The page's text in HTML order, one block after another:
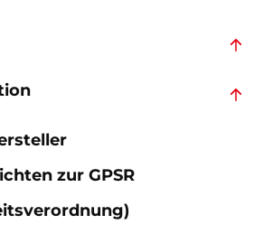
zur GPSR